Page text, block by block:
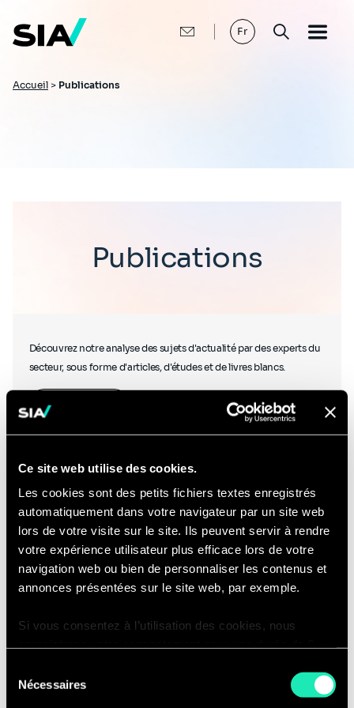
Ce site web utilise des cookies.
Les cookies sont des petits fichiers textes enregistrés
automatiquement dans votre navigateur par un site web
lors de votre visite sur le site. Ils peuvent servir à rendre
votre expérience utilisateur plus efficace lors de votre
navigation web ou bien de personnaliser les contenus et
annonces présentées sur le site web, par exemple.
Si vous consentez à l’utilisation des cookies, nous
consentir à cette utilisation à nouveau. Si vous ne
Nécessaires
contenu
principal
Fr
Fil
Accueil > Publications
Publications
Découvrez notre analyse des sujets d'actualité par des experts du
secteur, sous forme d'articles, d'études et de livres blancs.
En savoir plus
Podcasts
Écoutez nos experts discuter avec d'autres experts du secteur et
découvrez des podcasts créés en interne.
Ecouter nos podcasts